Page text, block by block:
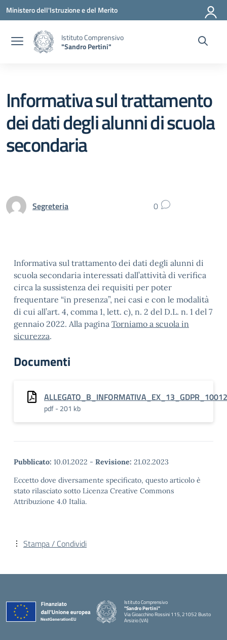
Vai ai contenuti
Vai al menu di navigazione
Vai al footer
Ministero dell'Istruzione e del Merito
Istituto Comprensivo
"Sandro Pertini"
Informativa sul trattamento
dei dati degli alunni di scuola
secondaria
Segreteria 0
Informativa sul trattamento dei dati degli alunni di
scuola secondaria interessati dall’attività di verifica
circa la sussistenza dei requisiti per poter
frequentare “in presenza”, nei casi e con le modalità
di cui all’art. 4, comma 1, lett. c), n. 2 del D.L. n. 1 del 7
gennaio 2022. Alla pagina Torniamo a scuola in
sicurezza.
Documenti
pdf - 201 kb
Pubblicato: 10.01.2022 - Revisione: 21.02.2023
Eccetto dove diversamente specificato, questo articolo è
stato rilasciato sotto Licenza Creative Commons
Attribuzione 4.0 Italia.
Stampa / Condividi
Istituto Comprensivo
"Sandro Pertini"
Via Gioacchino Rossini 115, 21052 Busto
Arsizio (VA)